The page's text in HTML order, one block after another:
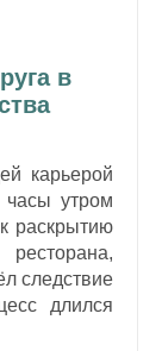
в
карьерой
утром
раскрытию
следствие
длился